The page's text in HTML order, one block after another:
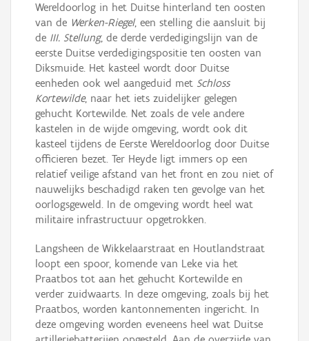
Wereldoorlog in het Duitse hinterland ten oosten
van de Werken-Riegel, een stelling die aansluit bij
de III. Stellung, de derde verdedigingslijn van de
eerste Duitse verdedigingspositie ten oosten van
Diksmuide. Het kasteel wordt door Duitse
eenheden ook wel aangeduid met Schloss
Kortewilde, naar het iets zuidelijker gelegen
gehucht Kortewilde. Net zoals de vele andere
kastelen in de wijde omgeving, wordt ook dit
kasteel tijdens de Eerste Wereldoorlog door Duitse
officieren bezet. Ter Heyde ligt immers op een
relatief veilige afstand van het front en zou niet of
nauwelijks beschadigd raken ten gevolge van het
oorlogsgeweld. In de omgeving wordt heel wat
militaire infrastructuur opgetrokken.
Langsheen de Wikkelaarstraat en Houtlandstraat
loopt een spoor, komende van Leke via het
Praatbos tot aan het gehucht Kortewilde en
verder zuidwaarts. In deze omgeving, zoals bij het
Praatbos, worden kantonnementen ingericht. In
deze omgeving worden eveneens heel wat Duitse